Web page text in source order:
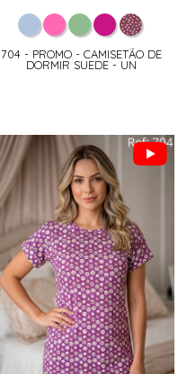
704 - PROMO - CAMISETÃO DE
DORMIR SUEDE - UN